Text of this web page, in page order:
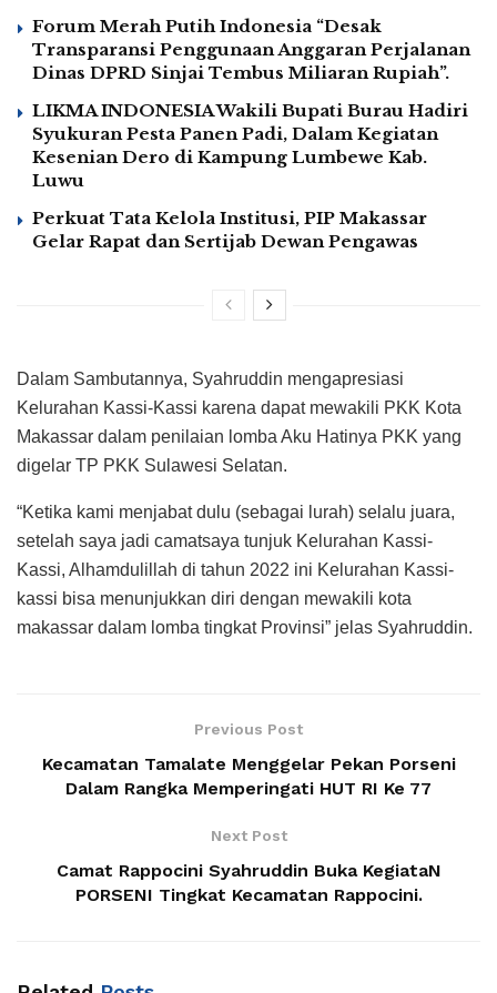
Forum Merah Putih Indonesia “Desak
Transparansi Penggunaan Anggaran Perjalanan
Dinas DPRD Sinjai Tembus Miliaran Rupiah”.
LIKMA INDONESIA Wakili Bupati Burau Hadiri
Syukuran Pesta Panen Padi, Dalam Kegiatan
Kesenian Dero di Kampung Lumbewe Kab.
Luwu
Perkuat Tata Kelola Institusi, PIP Makassar
Gelar Rapat dan Sertijab Dewan Pengawas
Dalam Sambutannya, Syahruddin mengapresiasi
Kelurahan Kassi-Kassi karena dapat mewakili PKK Kota
Makassar dalam penilaian lomba Aku Hatinya PKK yang
digelar TP PKK Sulawesi Selatan.
“Ketika kami menjabat dulu (sebagai lurah) selalu juara,
setelah saya jadi camatsaya tunjuk Kelurahan Kassi-
Kassi, Alhamdulillah di tahun 2022 ini Kelurahan Kassi-
kassi bisa menunjukkan diri dengan mewakili kota
makassar dalam lomba tingkat Provinsi” jelas Syahruddin.
Previous Post
Kecamatan Tamalate Menggelar Pekan Porseni
Dalam Rangka Memperingati HUT RI Ke 77
Next Post
Camat Rappocini Syahruddin Buka KegiataN
PORSENI Tingkat Kecamatan Rappocini.